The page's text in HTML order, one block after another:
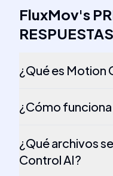
FluxMov's
RESPUESTAS
¿Qué es Motion
¿Cómo
¿Qué archivos
Control AI?